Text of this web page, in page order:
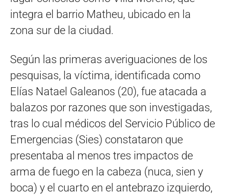
integra el barrio Matheu, ubicado en la
zona sur de la ciudad.
Según las primeras averiguaciones de los
pesquisas, la víctima, identificada como
Elías Natael Galeanos (20), fue atacada a
balazos por razones que son investigadas,
tras lo cual médicos del Servicio Público de
Emergencias (Sies) constataron que
presentaba al menos tres impactos de
arma de fuego en la cabeza (nuca, sien y
boca) y el cuarto en el antebrazo izquierdo,